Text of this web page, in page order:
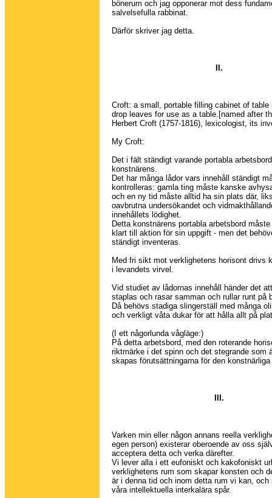
bönerum och jag opponerar mot dess
salvelsefulla rabbinat.
Därför skriver jag detta.
II.
Croft: a small, portable filling cabinet of table
drop leaves for use as a table.[named after
Herbert Croft (1757-1816), lexicologist, its
My Croft:
Det i fält ständigt varande portabla
konstnärens.
Det har många lådor vars innehåll ständigt
kontrolleras: gamla ting måste kanske
och en ny tid måste alltid ha sin plats där,
oavbrutna undersökandet och
innehållets lödighet.
Detta konstnärens portabla arbetsbord
klart till aktion för sin uppgift - men det
ständigt inventeras.
Med fri sikt mot verklighetens horisont drivs
i levandets virvel.
Vid studiet av lådornas innehåll händer det
staplas och rasar samman och rullar runt på
Då behövs stadiga slingerställ med många
och verkligt våta dukar för att hålla allt på
(I ett någorlunda vågläge:)
På detta arbetsbord, med den roterande
riktmärke i det spinn och det stegrande som
skapas förutsättningarna för den
III.
Varken min eller någon annans reella
egen person) existerar oberoende av oss
acceptera detta och verka därefter.
Vi lever alla i ett eufoniskt och kakofoniskt
verklighetens rum som skapar konsten och
är i denna tid och inom detta rum vi kan,
våra intellektuella interkalära spår.